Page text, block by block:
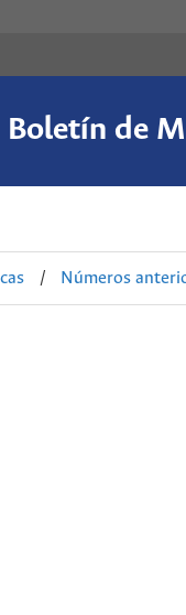
Boletín de
/ Números